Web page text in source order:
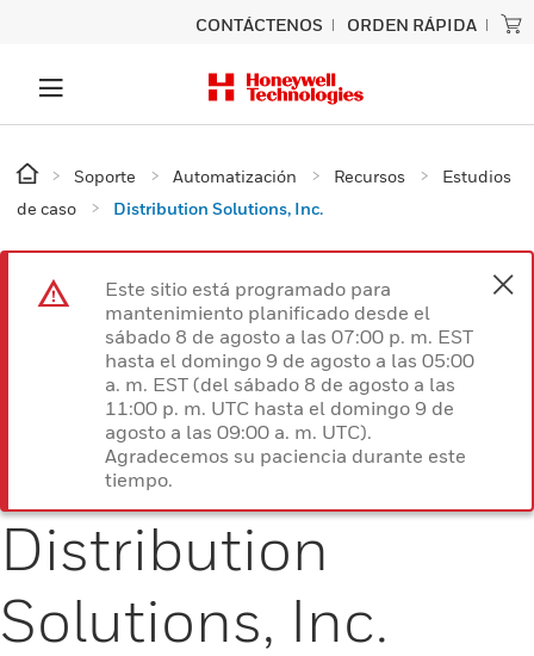
CONTÁCTENOS ORDEN RÁPIDA
Soporte Automatización Recursos
Estudios
de caso
Distribution Solutions, Inc.
Este sitio está programado para
mantenimiento planificado desde el
sábado 8 de agosto a las 07:00 p. m. EST
hasta el domingo 9 de agosto a las 05:00
a. m. EST (del sábado 8 de agosto a las
11:00 p. m. UTC hasta el domingo 9 de
agosto a las 09:00 a. m. UTC).
Agradecemos su paciencia durante este
tiempo.
Distribution
Solutions, Inc.